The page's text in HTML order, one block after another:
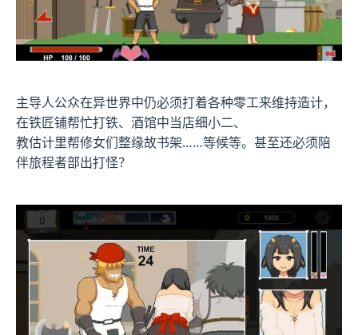
主导人公众在异世界中仍必须打着各种零工来维持造计，
在铁匠铺帮忙打铁、酒馆中当店细小二、
教估计里帮修女们整缘故书架……等候等。甚至还必须陪
伴旅程者部出打怪？